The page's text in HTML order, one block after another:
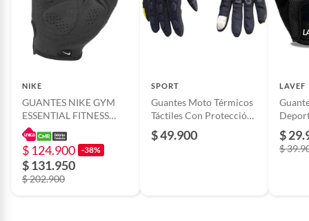
NIKE
GUANTES NIKE GYM
ESSENTIAL FITNESS
GLV NIKE HOMBRE
$ 124.900 -38%
$ 131.950
$ 202.900
SPORT
Guantes Moto Térmicos
Táctiles Con Protección
Nudillos
$ 49.900
LAVEF
$
$